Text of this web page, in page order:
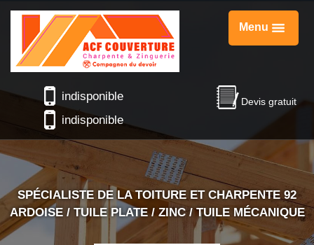
Menu
Devis gratuit
indisponible
indisponible
SPÉCIALISTE DE LA TOITURE ET CHARPENTE 92
ARDOISE / TUILE PLATE / ZINC / TUILE MÉCANIQUE